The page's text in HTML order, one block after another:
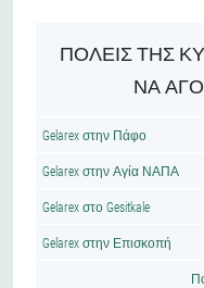
ΠΌΛΕΙΣ ΤΗΣ
ΝΑ
Gelarex στην Πάφο
Gelarex στην Αγία ΝΑΠΑ
Gelarex στο Gesitkale
Gelarex στην Επισκοπή